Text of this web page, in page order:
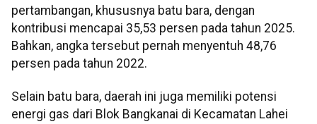
pertambangan, khususnya batu bara, dengan
kontribusi mencapai 35,53 persen pada tahun 2025.
Bahkan, angka tersebut pernah menyentuh 48,76
persen pada tahun 2022.
Selain batu bara, daerah ini juga memiliki potensi
energi gas dari Blok Bangkanai di Kecamatan Lahei